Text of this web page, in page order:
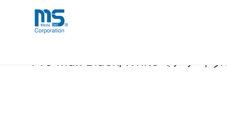
海外事業部が取り揃えている海外輸入